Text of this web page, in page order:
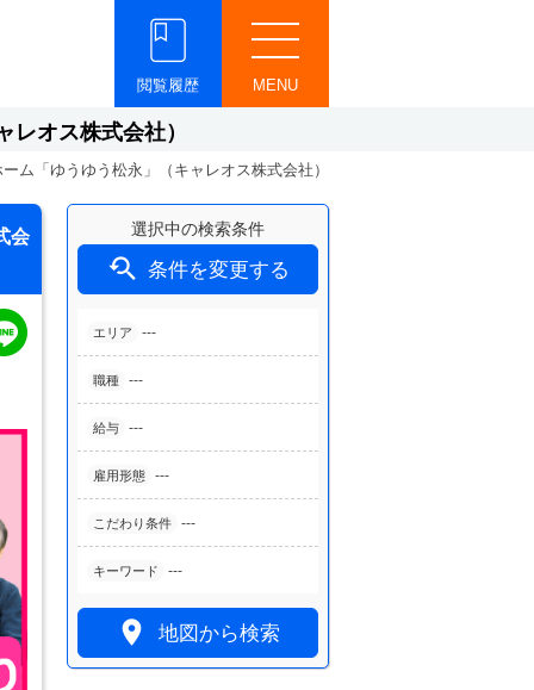
MENU
閲覧履歴
オス株式会社）
ム「ゆうゆう松永」（キャレオス株式会社）
選択中の検索条件
 条件を変更する
エリア ---
職種 ---
給与 ---
雇用形態 ---
こだわり条件 ---
キーワード ---
 地図から検索
会